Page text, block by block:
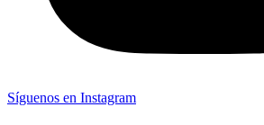
Síguenos en Instagram